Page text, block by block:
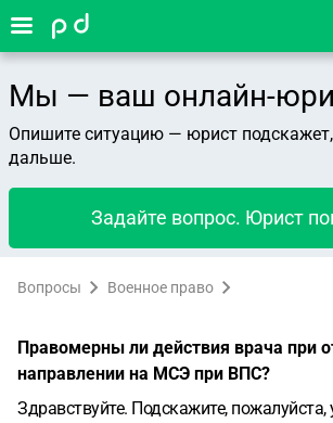
Мы — ваш онлайн-
Опишите ситуацию — юрист
дальше.
Задайте вопрос. Юрист
Вопросы Военное право
Правомерны ли действия врача при
направлении на МСЭ при ВПС?
Здравствуйте. Подскажите,